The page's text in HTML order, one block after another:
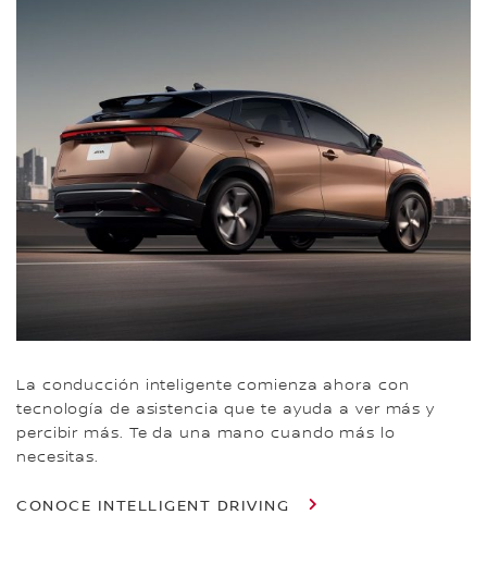
La conducción inteligente comienza ahora con
tecnología de asistencia que te ayuda a ver más y
percibir más. Te da una mano cuando más lo
necesitas.
CONOCE INTELLIGENT DRIVING